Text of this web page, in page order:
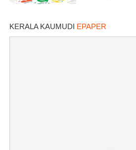
KERALA KAUMUDI EPAPER